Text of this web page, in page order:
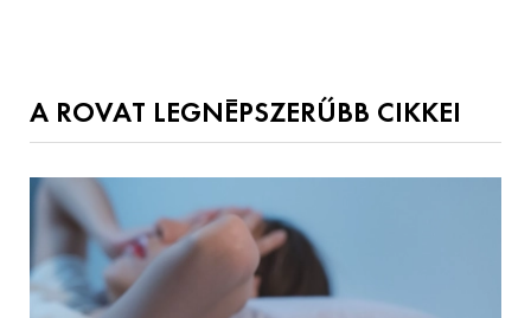
A ROVAT LEGNÉPSZERŰBB CIKKEI